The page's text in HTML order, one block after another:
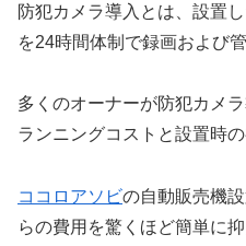
防犯カメラ導入とは、設置
を24時間体制で録画および
多くのオーナーが防犯カメ
ランニングコストと設置時
ココロアソビの自動販売機
らの費用を驚くほど簡単に